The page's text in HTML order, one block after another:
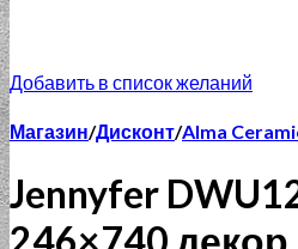
Добавить в список желаний
Магазин/Дисконт/Alma
Jennyfer